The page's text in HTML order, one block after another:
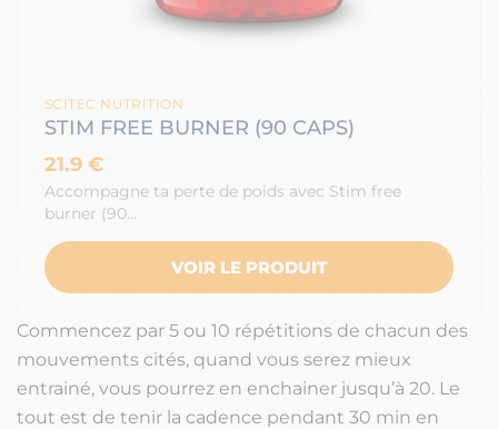
SCITEC NUTRITION
STIM FREE BURNER (90 CAPS)
21.9 €
Accompagne ta perte de poids avec Stim free
burner (90…
VOIR LE PRODUIT
Commencez par 5 ou 10 répétitions de chacun des
mouvements cités, quand vous serez mieux
entrainé, vous pourrez en enchainer jusqu’à 20. Le
tout est de tenir la cadence pendant 30 min en